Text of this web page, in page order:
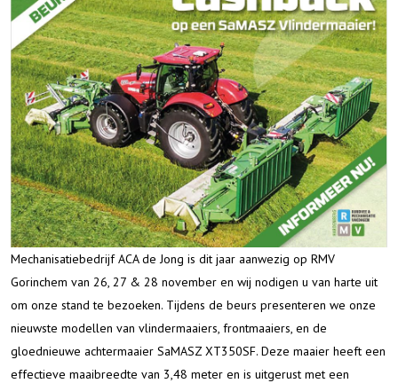
Mechanisatiebedrijf ACA de Jong is dit jaar aanwezig op RMV
Gorinchem van 26, 27 & 28 november en wij nodigen u van harte uit
om onze stand te bezoeken. Tijdens de beurs presenteren we onze
nieuwste modellen van vlindermaaiers, frontmaaiers, en de
gloednieuwe achtermaaier SaMASZ XT350SF. Deze maaier heeft een
effectieve maaibreedte van 3,48 meter en is uitgerust met een